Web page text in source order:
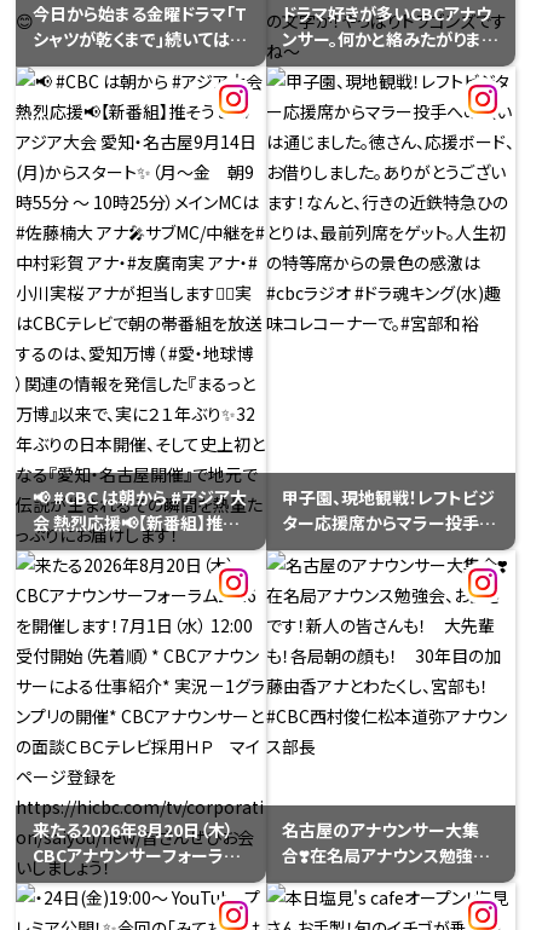
今日から始まる金曜ドラマ｢T
シャツが乾くまで｣続いては⋯
長い間、Tシャツはインするも
のだと思っていた水分アナ。奥
さんからの｢Tシャツは、出す
んだよ！｣というアドバイスで、
そういうものなんだと気づい
たそうです。よかった、よかった
😊
ドラマ好きが多いCBCアナウ
ンサー。何かと絡みたがります
💦今日から始まる金曜ドラマ
「Tシャツが乾くまで」え、この
ドラマにどう絡む？！こだわり
のTシャツを披露するくらいし
か思い浮かばない⋯トップバ
ッターは、若狭アナ👓「2000」
の文字が！やっぱりドラゴンズ
ですね〜
📢 #CBC は朝から #アジア大
会 熱烈応援📢【新番組】推そ
うぜ！#アジア大会 愛知・名古
屋9月14日(月)からスタート
✨（月～金 朝9時55分 ～ 10
時25分）メインMCは #佐藤楠
大 アナ🎤サブMC/中継を#中
村彩賀 アナ・#友廣南実 アナ・
#小川実桜 アナが担当します
🏃‍♀️実はCBCテレビで朝の帯
番組を放送するのは、愛知万
博（ #愛・地球博 ）関連の情報
を発信した『まるっと万博』以
来で、実に２１年ぶり✨32年ぶ
りの日本開催、そして史上初と
なる『愛知・名古屋開催』で地
元で伝説が生まれるその瞬間
甲子園、現地観戦！レフトビジ
ター応援席からマラー投手へ
の願いは通じました。徳さん、
応援ボード、お借りしました。
ありがとうございます！なんと、
行きの近鉄特急ひのとりは、
最前列席をゲット。人生初の
特等席からの景色の感激は
#cbcラジオ #ドラ魂キング
(水)趣味コレコーナーで。#宮
部和裕
来たる2026年8月20日（木）
CBCアナウンサーフォーラム
2026を開催します！7月1日
（水） 12:00 受付開始（先着
名古屋のアナウンサー大集
合❣️在名局アナウンス勉強会、
お開きです！新人の皆さん
も！ 大先輩も！各局朝の顔